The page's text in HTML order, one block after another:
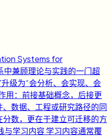
Systems for
兼顾理论与实践的一门超
级为“会分析、会实现、会
用：前接基础概念，后接更
数据、工程或研究路径的同
数，更在于建立可迁移的方
与学习内容 学习内容通常覆